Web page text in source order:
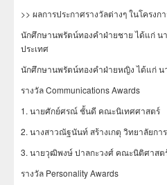
>> ผลการประกาศรางวัลต่างๆ ในโครง
นักศึกษานพรัตน์ทองคำฝ่ายชาย ได้แก่ น
ประเทศ
นักศึกษานพรัตน์ทองคำฝ่ายหญิง ได้แก่ น
รางวัล Communications Awards
1. นายศักย์ศรณ์ ชั้นดี คณะนิเทศศาสตร์
2. นางสาวณัฐนันท์ สร้างเกตุ วิทยาลัยก
3. นายวุฒิพงษ์ ปาลกะวงศ์ คณะนิติศาสต
รางวัล Personality Awards